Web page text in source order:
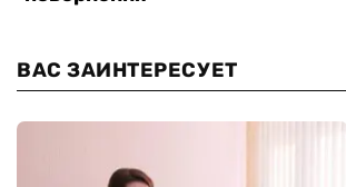
ВАС ЗАИНТЕРЕСУЕТ